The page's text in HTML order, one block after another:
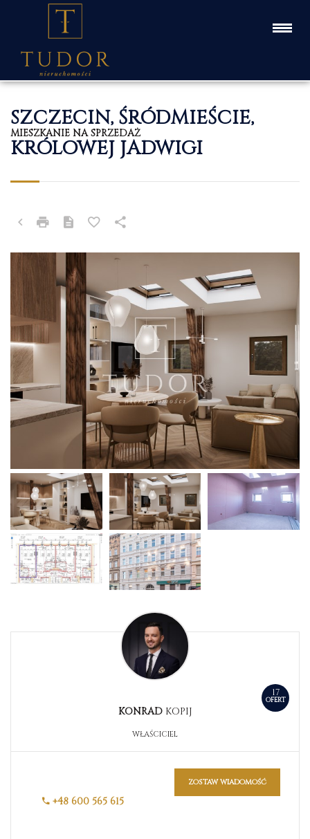
SZCZECIN, ŚRÓDMIEŚCIE,
KRÓLOWEJ JADWIGI
MIESZKANIE NA SPRZEDAŻ
17
OFERT
KONRAD KOPIJ
WŁAŚCICIEL
+48 600 565 615
zostaw wiadomość